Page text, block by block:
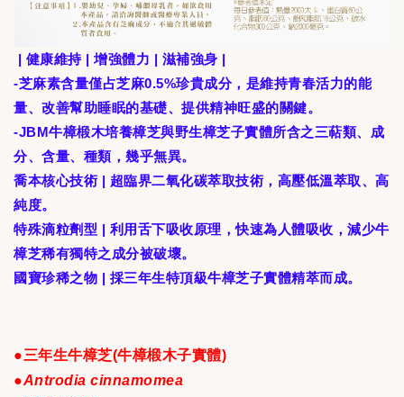
| 健康維持 | 增強體力 | 滋補強身 |
-芝麻素含量僅占芝麻0.5%珍貴成分，是維持青春活力的能
量、改善幫助睡眠的基礎、提供精神旺盛的關鍵。
-JBM牛樟椴木培養樟芝與野生樟芝子實體所含之三萜類、成
分、含量、種類，幾乎無異。
喬本核心技術 | 超臨界二氧化碳萃取技術，高壓低溫萃取、高
純度。
特殊滴粒劑型 | 利用舌下吸收原理，快速為人體吸收，減少牛
樟芝稀有獨特之成分被破壞。
國寶珍稀之物 | 採三年生特頂級牛樟芝子實體精萃而成。
●三年生牛樟芝(牛樟椴木子實體)
●Antrodia cinnamomea